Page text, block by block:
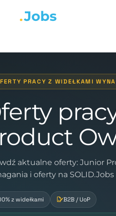
PRACY Z WIDEŁKAMI
aktualne oferty: Junior
i oferty na SOLID.Jobs
z widełkami B2B / UoP